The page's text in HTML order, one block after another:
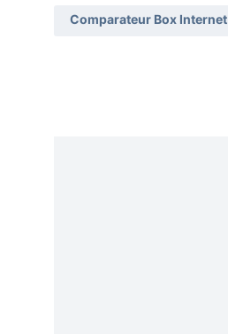
Comparateur Box Internet